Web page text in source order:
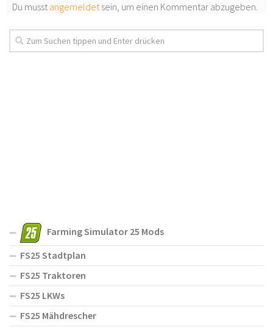
Du musstangemeldetsein, um einen Kommentar abzugeben.
Farming Simulator 25 Mods
FS25 Stadtplan
FS25 Traktoren
FS25 LKWs
FS25 Mähdrescher